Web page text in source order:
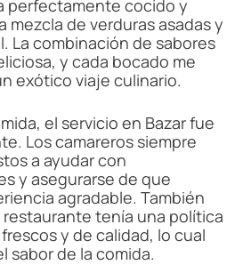
perfectamente cocido y
mezcla de verduras asadas y
La combinación de sabores
y cada bocado me
exótico viaje culinario.
el servicio en Bazar fue
Los camareros siempre
a ayudar con
y asegurarse de que
agradable. También
tenía una política
y de calidad, lo cual
sabor de la comida.